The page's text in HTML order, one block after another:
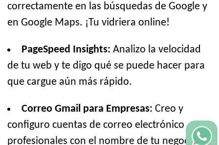
correctamente en las búsquedas de Google y
en Google Maps. ¡Tu vidriera online!
PageSpeed Insights: Analizo la velocidad
de tu web y te digo qué se puede hacer para
que cargue aún más rápido.
Correo Gmail para Empresas: Creo y
configuro cuentas de correo electrónico
profesionales con el nombre de tu negocio